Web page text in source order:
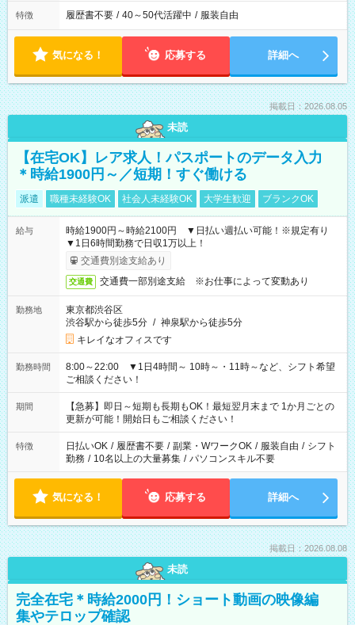
特徴 履歴書不要 / 40～50代活躍中 / 服装自由
気になる！ 応募する 詳細へ
掲載日：2026.08.05
未読
【在宅OK】レア求人！パスポートのデータ入力
＊時給1900円～／短期！すぐ働ける
派遣 職種未経験OK 社会人未経験OK 大学生歓迎 ブランクOK
給与
時給1900円～時給2100円 ▼日払い週払い可能！※規定有り
▼1日6時間勤務で日収1万以上！
交通費別途支給あり
交通費 交通費一部別途支給 ※お仕事によって変動あり
勤務地
東京都渋谷区
渋谷駅から徒歩5分 / 神泉駅から徒歩5分
キレイなオフィスです
勤務時間
8:00～22:00 ▼1日4時間～ 10時～・11時～など、シフト希望
ご相談ください！
期間
【急募】即日～短期も長期もOK！最短翌月末まで 1か月ごとの
更新が可能！開始日もご相談ください！
特徴 日払いOK / 履歴書不要 / 副業・WワークOK / 服装自由 / シフト
勤務 / 10名以上の大量募集 / パソコンスキル不要
気になる！ 応募する 詳細へ
掲載日：2026.08.08
未読
完全在宅＊時給2000円！ショート動画の映像編
集やテロップ確認